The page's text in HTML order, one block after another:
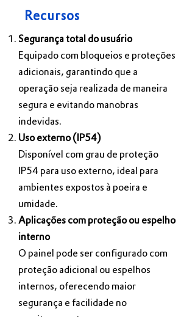
Recursos
Segurança total do usuário
Equipado com bloqueios e proteções
adicionais, garantindo que a
operação seja realizada de maneira
segura e evitando manobras
indevidas.
Uso externo (IP54)
Disponível com grau de proteção
IP54 para uso externo, ideal para
ambientes expostos à poeira e
umidade.
Aplicações com proteção ou espelho
interno
O painel pode ser configurado com
proteção adicional ou espelhos
internos, oferecendo maior
segurança e facilidade no